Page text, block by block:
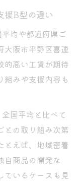
援B型の違い
均や都道府県ご
大阪市平野区喜連
的高い工賃が期待
組みや支援内容も
国平均と比べて
との取り組み次第
とえば、地域密着
自商品の開発な
ているケースも見